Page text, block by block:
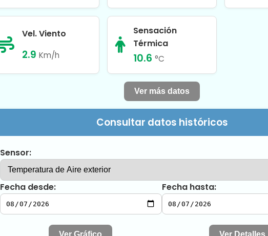
Vel. Viento
2.9 Km/h
Sensación
Térmica
10.6 °C
Ver más datos
Consultar datos históricos
Sensor:
Fecha desde: Fecha hasta: